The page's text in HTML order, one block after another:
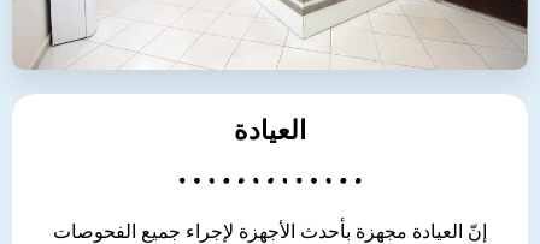
العيادة
إنّ العيادة مجهزة بأحدث الأجهزة لإجراء جميع الفحوصات